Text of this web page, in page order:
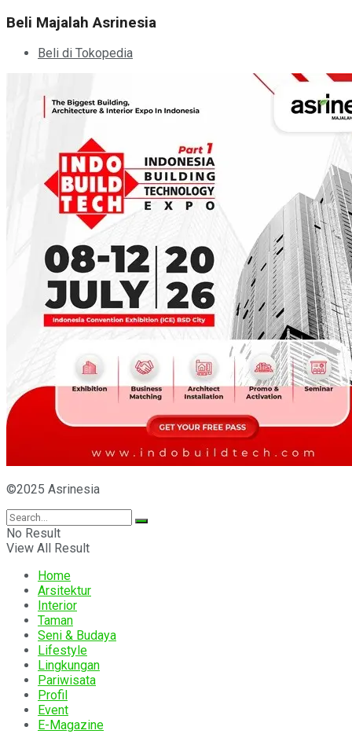
Beli Majalah Asrinesia
Beli di Tokopedia
©2025 Asrinesia
No Result
View All Result
Home
Arsitektur
Interior
Taman
Seni & Budaya
Lifestyle
Lingkungan
Pariwisata
Profil
Event
E-Magazine